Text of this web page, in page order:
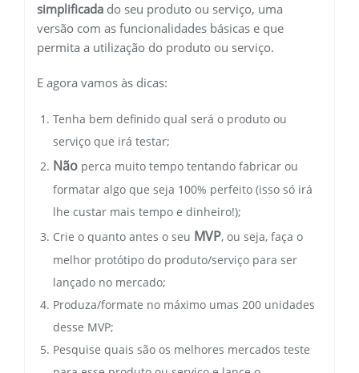
simplificada do seu produto ou serviço, uma
versão com as funcionalidades básicas e que
permita a utilização do produto ou serviço.
E agora vamos às dicas:
Tenha bem definido qual será o produto ou
serviço que irá testar;
Não perca muito tempo tentando fabricar ou
formatar algo que seja 100% perfeito (isso só irá
lhe custar mais tempo e dinheiro!);
Crie o quanto antes o seu MVP, ou seja, faça o
melhor protótipo do produto/serviço para ser
lançado no mercado;
Produza/formate no máximo umas 200 unidades
desse MVP;
Pesquise quais são os melhores mercados teste